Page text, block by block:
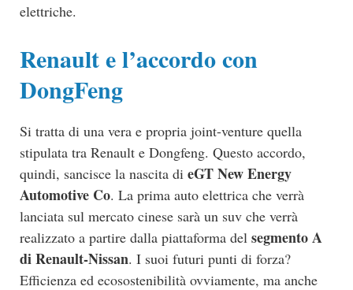
elettriche.
Renault e l’accordo con
DongFeng
Si tratta di una vera e propria joint-venture quella
stipulata tra Renault e Dongfeng. Questo accordo,
quindi, sancisce la nascita di eGT New Energy
Automotive Co. La prima auto elettrica che verrà
lanciata sul mercato cinese sarà un suv che verrà
realizzato a partire dalla piattaforma del segmento A
di Renault-Nissan. I suoi futuri punti di forza?
Efficienza ed ecosostenibilità ovviamente, ma anche